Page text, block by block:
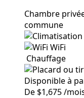
Chambre
commune
WiFi
Disponible à
De $1,675/